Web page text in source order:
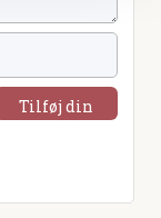
Tilføj din